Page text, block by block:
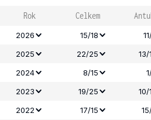
Rok Celkem
2026 15/18
2025
22/25 13/
2024
8/15
2023
19/25 10/
2022
17/15